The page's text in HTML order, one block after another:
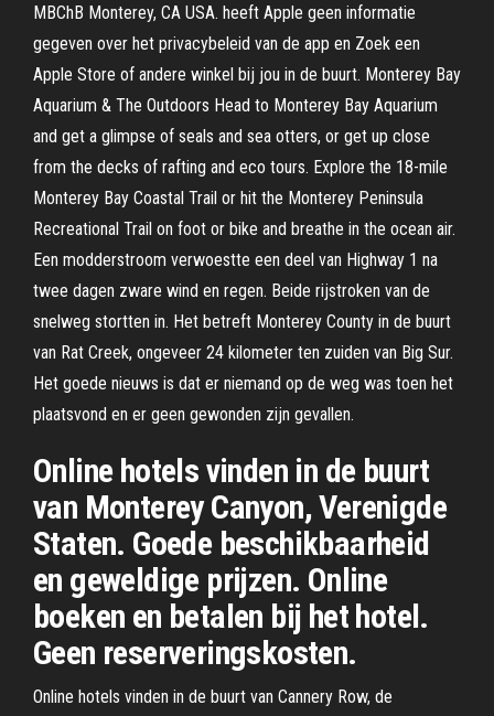
MBChB Monterey, CA USA. heeft Apple geen informatie
gegeven over het privacybeleid van de app en Zoek een
Apple Store of andere winkel bij jou in de buurt. Monterey Bay
Aquarium & The Outdoors Head to Monterey Bay Aquarium
and get a glimpse of seals and sea otters, or get up close
from the decks of rafting and eco tours. Explore the 18-mile
Monterey Bay Coastal Trail or hit the Monterey Peninsula
Recreational Trail on foot or bike and breathe in the ocean air.
Een modderstroom verwoestte een deel van Highway 1 na
twee dagen zware wind en regen. Beide rijstroken van de
snelweg stortten in. Het betreft Monterey County in de buurt
van Rat Creek, ongeveer 24 kilometer ten zuiden van Big Sur.
Het goede nieuws is dat er niemand op de weg was toen het
plaatsvond en er geen gewonden zijn gevallen.
Online hotels vinden in de buurt
van Monterey Canyon, Verenigde
Staten. Goede beschikbaarheid
en geweldige prijzen. Online
boeken en betalen bij het hotel.
Geen reserveringskosten.
Online hotels vinden in de buurt van Cannery Row, de